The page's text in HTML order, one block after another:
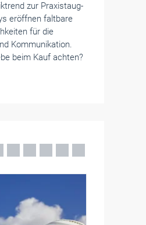
machen
Vorteil sein kann.
helfen.